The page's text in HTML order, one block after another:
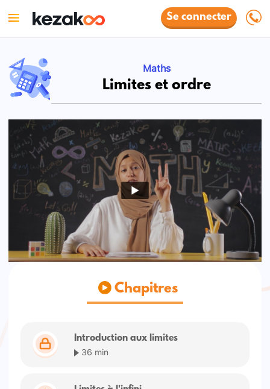
Se connecter
Maths
Limites et ordre
Chapitres
Introduction aux limites
36 min